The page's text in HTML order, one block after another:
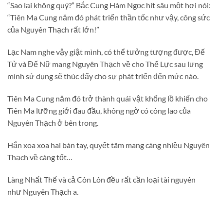
“Sao lại không quý?” Bắc Cung Hàm Ngọc hít sâu một hơi nói:
“Tiên Ma Cung năm đó phát triển thần tốc như vậy, công sức
của Nguyên Thạch rất lớn!”
Lạc Nam nghe vậy giật mình, có thể tưởng tượng được, Đế
Tử và Đế Nữ mang Nguyên Thạch về cho Thế Lực sau lưng
mình sử dụng sẽ thúc đẩy cho sự phát triển đến mức nào.
Tiên Ma Cung năm đó trở thành quái vật khổng lồ khiến cho
Tiên Ma lưỡng giới đau đầu, không ngờ có công lao của
Nguyên Thạch ở bên trong.
Hắn xoa xoa hai bàn tay, quyết tâm mang càng nhiều Nguyên
Thạch về càng tốt…
Làng Nhất Thế và cả Côn Lôn đều rất cần loại tài nguyên
như Nguyên Thạch a.